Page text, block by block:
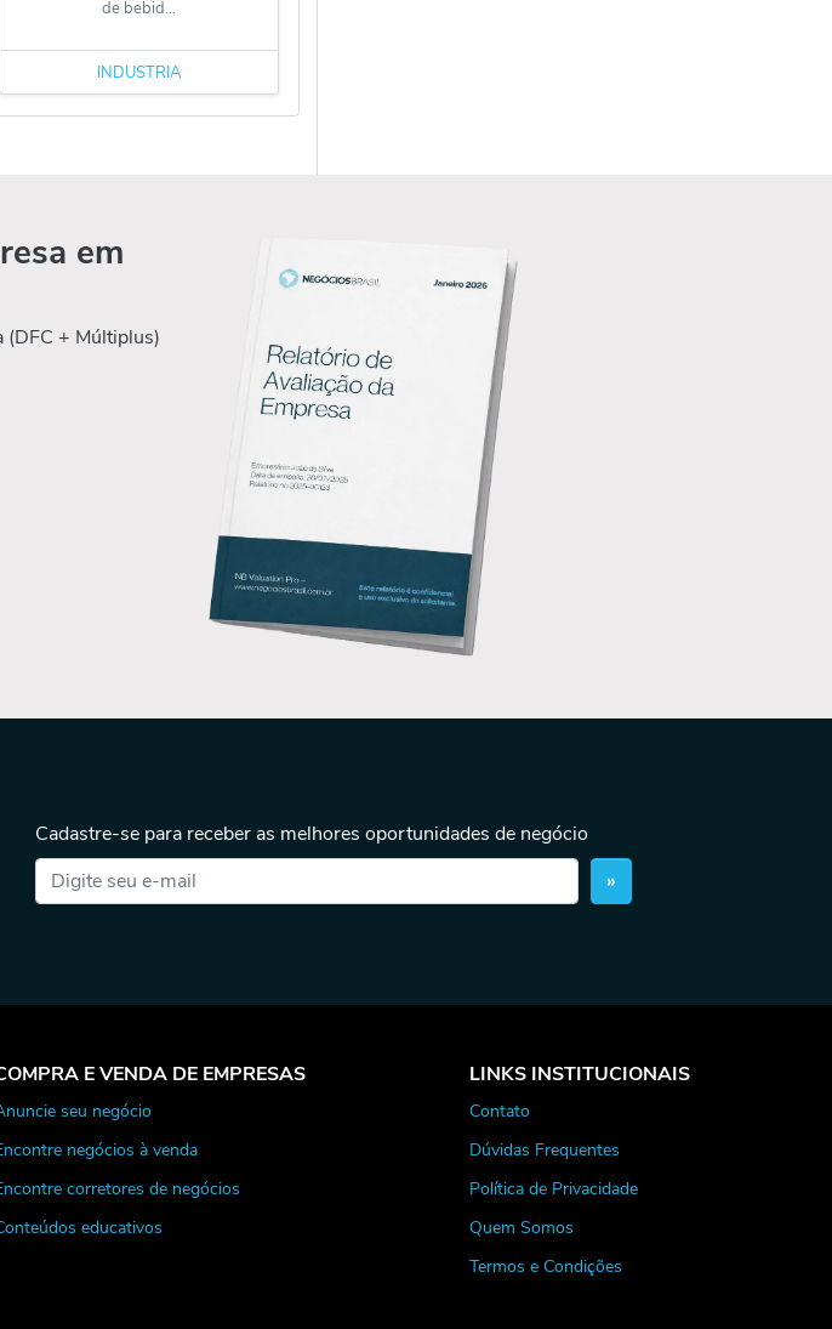
de bebid...
INDÚSTRIA
em
(DFC + Múltiplus)
Cadastre-se para receber as melhores oportunidades de negócio
»
E VENDA DE EMPRESAS
seu negócio
negócios à venda
corretores de negócios
educativos
LINKS INSTITUCIONAIS
Contato
Dúvidas Frequentes
Política de Privacidade
Quem Somos
Termos e Condições